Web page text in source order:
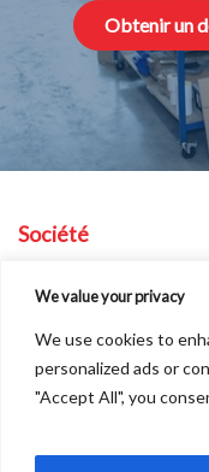
We value your privacy
We use cookies to
personalized ads or
"Accept All", you
Obtenir un
Société
Équipement
Autres
Nous trouver